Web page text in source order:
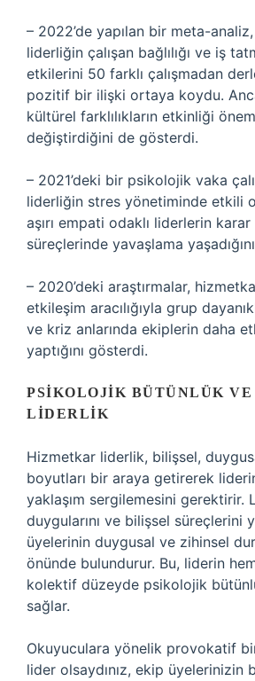
– 2022’de yapılan bir meta-
liderliğin çalışan bağlılığı ve iş
etkilerini 50 farklı çalışmadan
pozitif bir ilişki ortaya koydu.
kültürel farklılıkların etkinliği
değiştirdiğini de gösterdi.
– 2021’deki bir psikolojik vaka
liderliğin stres yönetiminde etkili
aşırı empati odaklı liderlerin karar
süreçlerinde yavaşlama
– 2020’deki araştırmalar,
etkileşim aracılığıyla grup
ve kriz anlarında ekiplerin daha
yaptığını gösterdi.
PSIKOLOJIK BÜTÜNLÜK
LIDERLIK
Hizmetkar liderlik, bilişsel,
boyutları bir araya getirerek
yaklaşım sergilemesini gerektirir.
duygularını ve bilişsel süreçlerini
üyelerinin duygusal ve zihinsel
önünde bulundurur. Bu, liderin
kolektif düzeyde psikolojik
sağlar.
Okuyuculara yönelik provokatif
lider olsaydınız, ekip üyelerinizin